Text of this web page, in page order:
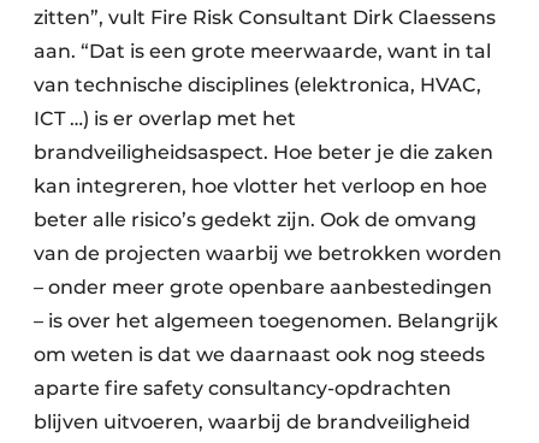
zitten”, vult Fire Risk Consultant Dirk Claessens
aan. “Dat is een grote meerwaarde, want in tal
van technische disciplines (elektronica, HVAC,
ICT …) is er overlap met het
brandveiligheidsaspect. Hoe beter je die zaken
kan integreren, hoe vlotter het verloop en hoe
beter alle risico’s gedekt zijn. Ook de omvang
van de projecten waarbij we betrokken worden
– onder meer grote openbare aanbestedingen
– is over het algemeen toegenomen. Belangrijk
om weten is dat we daarnaast ook nog steeds
aparte fire safety consultancy-opdrachten
blijven uitvoeren, waarbij de brandveiligheid